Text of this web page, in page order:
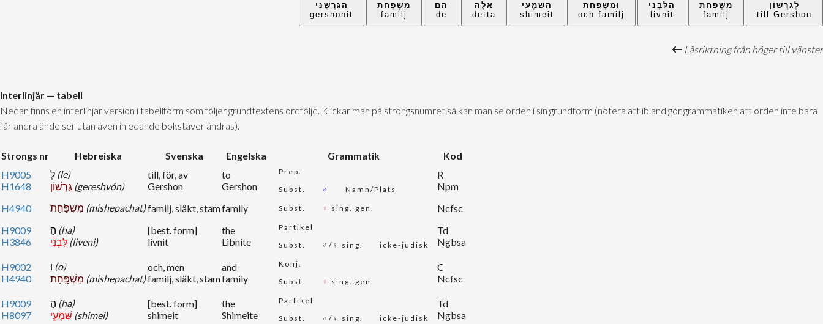
לְגֵרְשׁוֹן
till Gershon
מִשְׁפַּחַת
familj
הַלִּבְנִי
livnit
וּמִשְׁפַּחַת
och familj
הַשִּׁמְעִי
shimeit
אֵלֶּה
detta
הֵם
de
מִשְׁפְּחֹת
familj
הַגֵּרְשֻׁנִּי
gershonit
Läsriktning från höger till vänster
Interlinjär — tabell
Nedan finns en interlinjär version i tabellform som följer grundtextens ordföljd. Klickar man på strongsnumret så kan man se orden i sin grundform (notera att ibland gör grammatiken att orden inte bara
får andra ändelser utan även inledande bokstäver ändras).
Strongs nr Hebreiska Svenska Engelska Grammatik
Kod
H9005
H1648
(le)
(gereshvón)
till, för, av
Gershon
to
Gershon
Prep.
Subst.
♂ Namn/Plats
R
Npm
H4940
(mishepachat)familj, släkt, stamfamily Subst. ♀ sing. gen.
Ncfsc
H9009
H3846
(ha)
(liveni)
[best. form]
livnit
the
Libnite
Partikel
Subst.
♂/♀ sing. icke-judisk
Td
Ngbsa
H9002
H4940
(o)
(mishepachat)
och, men
familj, släkt, stam
and
family
Konj.
Subst.
♀ sing. gen.
C
Ncfsc
H9009
H8097
(ha)
(shimei)
[best. form]
shimeit
the
Shimeite
Partikel
Subst.
♂/♀ sing. icke-judisk
Td
Ngbsa